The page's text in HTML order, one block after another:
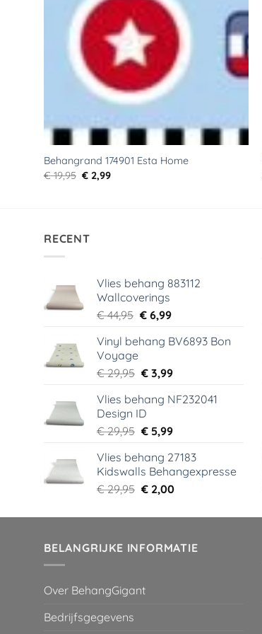
Behangrand 174901 Esta Home
€19,95 Oorspronkelijke
prijs
€ 2,99Huidige
RECENT
Vlies behang 883112
Wallcoverings
€44,95 Oorspronkelijke
was:
€6,99Huidige
is:
Vinyl behang BV6893 Bon
Voyage
€29,95 Oorspronkelijke
was:
€ 29,95.
€3,99Huidige
is:
Vlies behang NF232041
Design ID
€29,95 Oorspronkelijke
was:
€ 29,95.
€5,99Huidige
is:
€ 5,99.
Vlies behang 27183
Kidswalls Behangexpresse
€29,95 Oorspronkelijke
was:
€2,00Huidige
is:
BELANGRIJKE INFORMATIE
Over BehangGigant
Bedrijfsgegevens